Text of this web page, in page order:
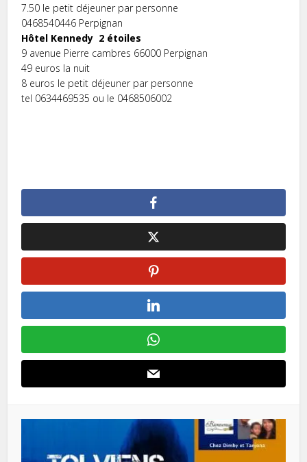
7.50 le petit déjeuner par personne
0468540446 Perpignan
Hôtel Kennedy 2 étoiles
9 avenue Pierre cambres 66000 Perpignan
49 euros la nuit
8 euros le petit déjeuner par personne
tel 0634469535 ou le 0468506002